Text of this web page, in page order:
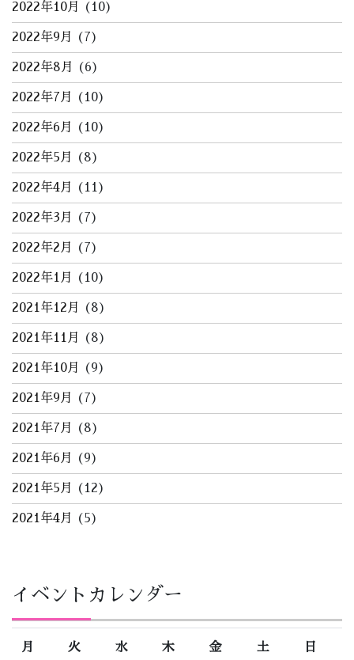
2022年10月 (10)
2022年9月 (7)
2022年8月 (6)
2022年7月 (10)
2022年6月 (10)
2022年5月 (8)
2022年4月 (11)
2022年3月 (7)
2022年2月 (7)
2022年1月 (10)
2021年12月 (8)
2021年11月 (8)
2021年10月 (9)
2021年9月 (7)
2021年7月 (8)
2021年6月 (9)
2021年5月 (12)
2021年4月 (5)
イベントカレンダー
月 火 水 木 金 土 日